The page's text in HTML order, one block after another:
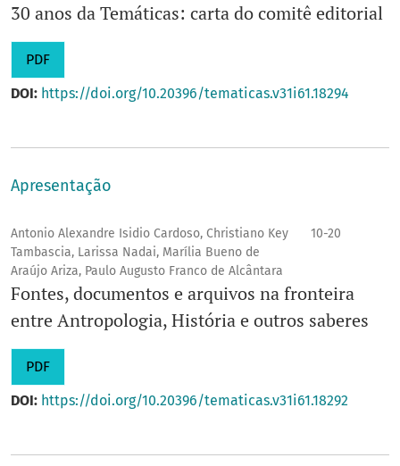
30 anos da Temáticas: carta do comitê editorial
PDF
DOI: https://doi.org/10.20396/tematicas.v31i61.18294
Apresentação
Antonio Alexandre Isidio Cardoso, Christiano Key
Tambascia, Larissa Nadai, Marília Bueno de
Araújo Ariza, Paulo Augusto Franco de Alcântara
10-20
Fontes, documentos e arquivos na fronteira
entre Antropologia, História e outros saberes
PDF
DOI: https://doi.org/10.20396/tematicas.v31i61.18292